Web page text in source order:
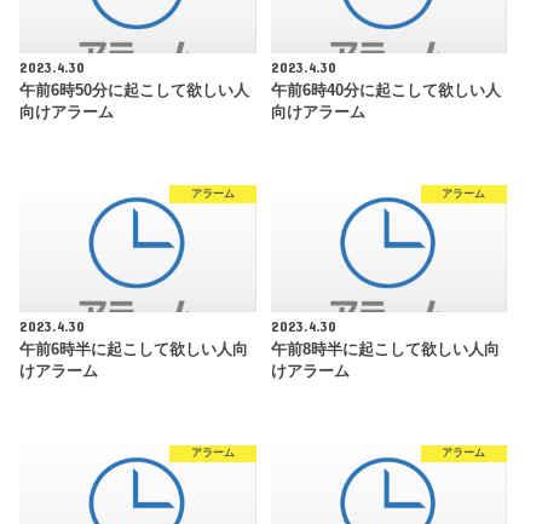
2023.4.30
午前6時50分に起こして欲しい人
向けアラーム
2023.4.30
午前6時40分に起こして欲しい人
向けアラーム
アラーム
2023.4.30
午前6時半に起こして欲しい人向
けアラーム
アラーム
2023.4.30
午前8時半に起こして欲しい人向
けアラーム
アラーム アラーム